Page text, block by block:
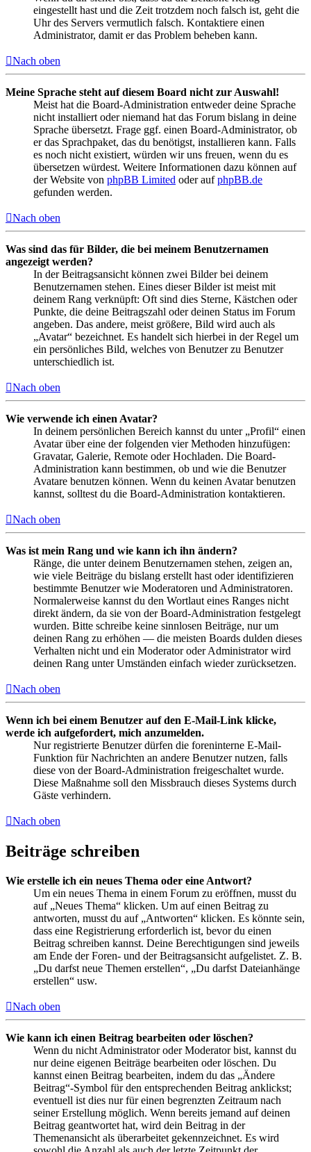
eingestellt hast und die Zeit trotzdem noch falsch ist, geht die
Uhr des Servers vermutlich falsch. Kontaktiere einen
Administrator, damit er das Problem beheben kann.
Nach oben
Meine Sprache steht auf diesem Board nicht zur Auswahl!
Meist hat die Board-Administration entweder deine Sprache
nicht installiert oder niemand hat das Forum bislang in deine
Sprache übersetzt. Frage ggf. einen Board-Administrator, ob
er das Sprachpaket, das du benötigst, installieren kann. Falls
es noch nicht existiert, würden wir uns freuen, wenn du es
übersetzen würdest. Weitere Informationen dazu können auf
der Website von phpBB Limited oder aufphpBB.de
gefunden werden.
Nach oben
Was sind das für Bilder, die bei meinem Benutzernamen
angezeigt werden?
In der Beitragsansicht können zwei Bilder bei deinem
Benutzernamen stehen. Eines dieser Bilder ist meist mit
deinem Rang verknüpft: Oft sind dies Sterne, Kästchen oder
Punkte, die deine Beitragszahl oder deinen Status im Forum
angeben. Das andere, meist größere, Bild wird auch als
„Avatar“ bezeichnet. Es handelt sich hierbei in der Regel um
ein persönliches Bild, welches von Benutzer zu Benutzer
unterschiedlich ist.
Nach oben
Wie verwende ich einen Avatar?
In deinem persönlichen Bereich kannst du unter „Profil“ einen
Avatar über eine der folgenden vier Methoden hinzufügen:
Gravatar, Galerie, Remote oder Hochladen. Die Board-
Administration kann bestimmen, ob und wie die Benutzer
Avatare benutzen können. Wenn du keinen Avatar benutzen
kannst, solltest du die Board-Administration kontaktieren.
Nach oben
Was ist mein Rang und wie kann ich ihn ändern?
Ränge, die unter deinem Benutzernamen stehen, zeigen an,
wie viele Beiträge du bislang erstellt hast oder identifizieren
bestimmte Benutzer wie Moderatoren und Administratoren.
Normalerweise kannst du den Wortlaut eines Ranges nicht
direkt ändern, da sie von der Board-Administration festgelegt
wurden. Bitte schreibe keine sinnlosen Beiträge, nur um
deinen Rang zu erhöhen — die meisten Boards dulden dieses
Verhalten nicht und ein Moderator oder Administrator wird
deinen Rang unter Umständen einfach wieder zurücksetzen.
Nach oben
Wenn ich bei einem Benutzer auf den E-Mail-Link klicke,
werde ich aufgefordert, mich anzumelden.
Nur registrierte Benutzer dürfen die foreninterne E-Mail-
Funktion für Nachrichten an andere Benutzer nutzen, falls
diese von der Board-Administration freigeschaltet wurde.
Diese Maßnahme soll den Missbrauch dieses Systems durch
Gäste verhindern.
Nach oben
Beiträge schreiben
Wie erstelle ich ein neues Thema oder eine Antwort?
Um ein neues Thema in einem Forum zu eröffnen, musst du
auf „Neues Thema“ klicken. Um auf einen Beitrag zu
antworten, musst du auf „Antworten“ klicken. Es könnte sein,
dass eine Registrierung erforderlich ist, bevor du einen
Beitrag schreiben kannst. Deine Berechtigungen sind jeweils
am Ende der Foren- und der Beitragsansicht aufgelistet. Z. B.
„Du darfst neue Themen erstellen“, „Du darfst Dateianhänge
erstellen“ usw.
Nach oben
Wie kann ich einen Beitrag bearbeiten oder löschen?
Wenn du nicht Administrator oder Moderator bist, kannst du
nur deine eigenen Beiträge bearbeiten oder löschen. Du
kannst einen Beitrag bearbeiten, indem du das „Ändere
Beitrag“-Symbol für den entsprechenden Beitrag anklickst;
eventuell ist dies nur für einen begrenzten Zeitraum nach
seiner Erstellung möglich. Wenn bereits jemand auf deinen
Beitrag geantwortet hat, wird dein Beitrag in der
Themenansicht als überarbeitet gekennzeichnet. Es wird